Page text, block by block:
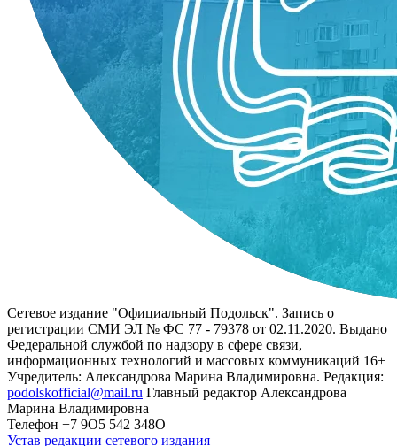
Сетевое издание "Официальный Подольск". Запись о
регистрации СМИ ЭЛ № ФС 77 - 79378 от 02.11.2020. Выдано
Федеральной службой по надзору в сфере связи,
информационных технологий и массовых коммуникаций 16+
Учредитель: Александрова Марина Владимировна. Редакция:
podolskofficial@mail.ru Главный редактор Александрова
Марина Владимировна
Телефон +7 9О5 542 348О
Устав редакции сетевого издания